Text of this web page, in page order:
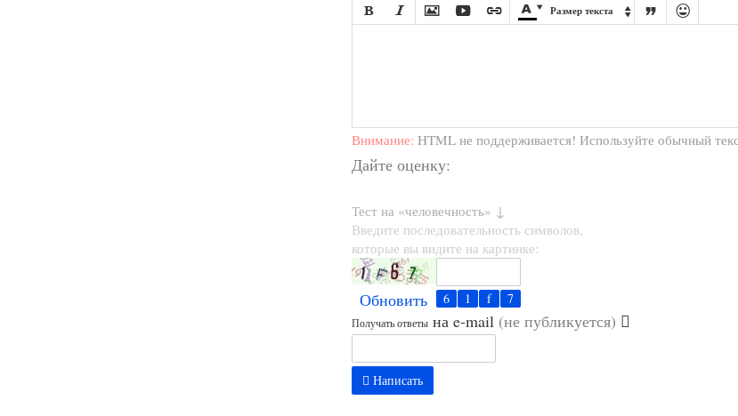
       Размер текста   
Внимание: HTML не поддерживается! Используйте обычный
Дайте оценку:
Тест на «человечность» ↓
Введите последовательность символов,
которые вы видите на картинке:
Обновить
Получать ответына e-mail (не публикуется)
Написать